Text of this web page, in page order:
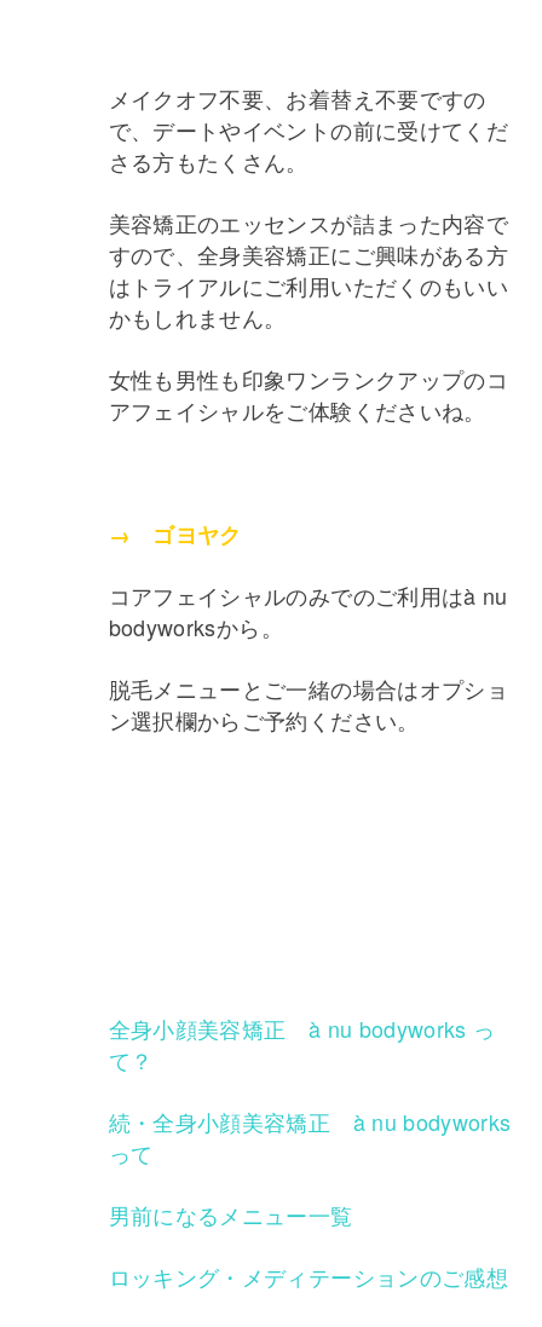
メイクオフ不要、お着替え不要ですの
で、デートやイベントの前に受けてくだ
さる方もたくさん。
美容矯正のエッセンスが詰まった内容で
すので、全身美容矯正にご興味がある方
はトライアルにご利用いただくのもいい
かもしれません。
女性も男性も印象ワンランクアップのコ
アフェイシャルをご体験くださいね。
→ ゴヨヤク
コアフェイシャルのみでのご利用はà nu
bodyworksから。
脱毛メニューとご一緒の場合はオプショ
ン選択欄からご予約ください。
全身小顔美容矯正 à nu bodyworks っ
て？
続・全身小顔美容矯正 à nu bodyworks
って
男前になるメニュー一覧
ロッキング・メディテーションのご感想